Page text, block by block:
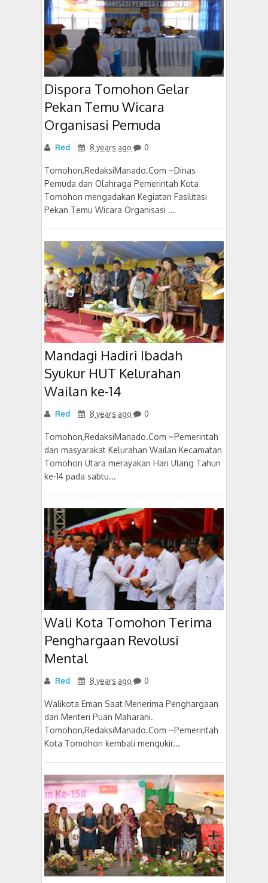
Dispora Tomohon Gelar
Pekan Temu Wicara
Organisasi Pemuda
Red 8 years ago 0
Tomohon,RedaksiManado.Com ~Dinas
Pemuda dan Olahraga Pemerintah Kota
Tomohon mengadakan Kegiatan Fasilitasi
Pekan Temu Wicara Organisasi ...
Mandagi Hadiri Ibadah
Syukur HUT Kelurahan
Wailan ke-14
Red 8 years ago 0
Tomohon,RedaksiManado.Com ~Pemerintah
dan masyarakat Kelurahan Wailan Kecamatan
Tomohon Utara merayakan Hari Ulang Tahun
ke-14 pada sabtu...
Wali Kota Tomohon Terima
Penghargaan Revolusi
Mental
Red 8 years ago 0
Walikota Eman Saat Menerima Penghargaan
dari Menteri Puan Maharani.
Tomohon,RedaksiManado.Com ~Pemerintah
Kota Tomohon kembali mengukir...